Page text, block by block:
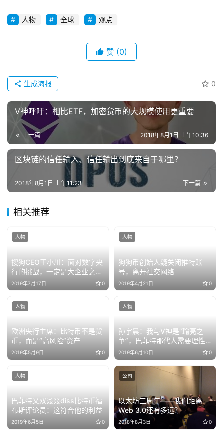
人物 全球 观点
赞 (0)
0
生成海报
V神呼吁：相比ETF，加密货币的大规模使用更重要
上一篇 2018年8月1日 上午10:36
区块链的信任输入、信任输出到底来自于哪里？
下一篇
2018年8月1日 上午11:23
相关推荐
搜狗CEO王小川：面对数字央
行的挑战，一定是大企业之间
形成联盟来推动
2019年7月17日 0
人物
狗狗币创始人疑关闭推特账
号，离开社交网络
2019年4月21日 0
人物
欧洲央行主席：比特币不是货
币，而是“高风险”资产
2019年5月9日 0
人物
孙宇晨：我与V神是“瑜亮之
争”，巴菲特那代人需要理性
思考新科技
2019年6月10日 0
人物
巴菲特又双叒叕diss比特币福
布斯评论员：这符合他的利益
2019年6月5日 0
人物
以太坊三周年——我们距离
Web 3.0还有多远？
2018年8月3日 0
公司